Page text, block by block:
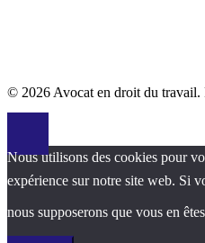
© 2026 Avocat en droit du travail.
Nous utilisons des cookies pour
expérience sur notre site web. Si
nous supposerons que vous en